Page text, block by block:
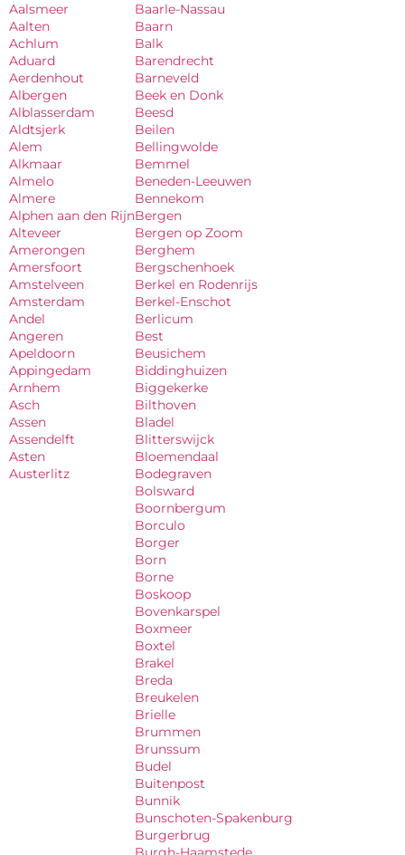
Aalsmeer
Aalten
Achlum
Aduard
Aerdenhout
Albergen
Alblasserdam
Aldtsjerk
Alem
Alkmaar
Almelo
Almere
Alphen aan den Rijn
Alteveer
Amerongen
Amersfoort
Amstelveen
Amsterdam
Andel
Angeren
Apeldoorn
Appingedam
Arnhem
Asch
Assen
Assendelft
Asten
Austerlitz
Baarle-Nassau
Baarn
Balk
Barendrecht
Barneveld
Beek en Donk
Beesd
Beilen
Bellingwolde
Bemmel
Beneden-Leeuwen
Bennekom
Bergen
Bergen op Zoom
Berghem
Bergschenhoek
Berkel en Rodenrijs
Berkel-Enschot
Berlicum
Best
Beusichem
Biddinghuizen
Biggekerke
Bilthoven
Bladel
Blitterswijck
Bloemendaal
Bodegraven
Bolsward
Boornbergum
Borculo
Borger
Born
Borne
Boskoop
Bovenkarspel
Boxmeer
Boxtel
Brakel
Breda
Breukelen
Brielle
Brummen
Brunssum
Budel
Buitenpost
Bunnik
Bunschoten-Spakenburg
Burgerbrug